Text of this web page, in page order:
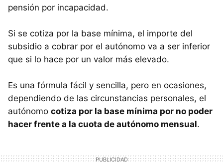
pensión por incapacidad.
Si se cotiza por la base mínima, el importe del
subsidio a cobrar por el autónomo va a ser inferior
que si lo hace por un valor más elevado.
Es una fórmula fácil y sencilla, pero en ocasiones,
dependiendo de las circunstancias personales, el
autónomo cotiza por la base mínima por no poder
hacer frente a la cuota de autónomo mensual.